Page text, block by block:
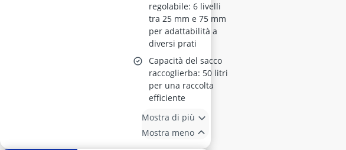
regolabile: 6 livelli
tra 25 mm e 75 mm
per adattabilità a
diversi prati
Capacità del sacco
raccoglierba: 50 litri
per una raccolta
efficiente
Mostra di più
Mostra meno